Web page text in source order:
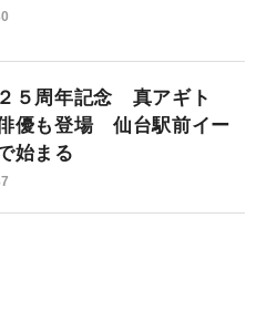
５周年記念 真アギト
優も登場 仙台駅前イー
始まる